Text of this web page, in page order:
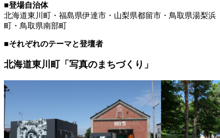
■登場自治体
北海道東川町・福島県伊達市・山梨県都留市・鳥取県湯梨浜
町・鳥取県南部町
■それぞれのテーマと登壇者
北海道東川町「写真のまちづくり」